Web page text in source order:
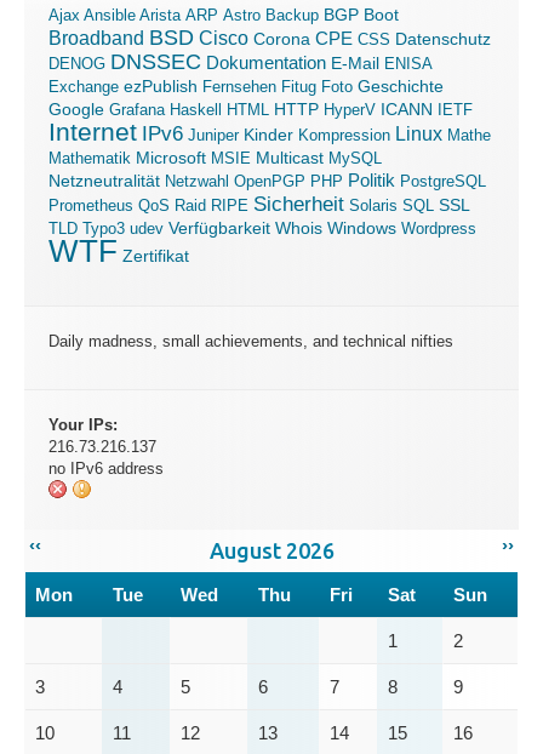
Ajax Ansible Arista ARP Astro Backup BGP Boot
Broadband BSD Cisco Corona CPE CSS Datenschutz
DENOG DNSSEC Dokumentation E-Mail ENISA
Exchange ezPublish Fernsehen Fitug Foto Geschichte
Google Grafana Haskell HTML HTTP HyperV ICANN IETF
Internet IPv6 Juniper Kinder Kompression Linux Mathe
Mathematik Microsoft MSIE Multicast MySQL
Netzneutralität Netzwahl OpenPGP PHP Politik PostgreSQL
Prometheus QoS Raid RIPE Sicherheit Solaris SQL SSL
TLD Typo3 udev Verfügbarkeit Whois Windows Wordpress
WTF Zertifikat
Daily madness, small achievements, and technical nifties
Your IPs:
216.73.216.137
no IPv6 address
‹‹ ››
August 2026
Mon Tue Wed Thu Fri Sat Sun
1 2
3 4 5 6 7 8 9
10 11 12 13 14 15 16